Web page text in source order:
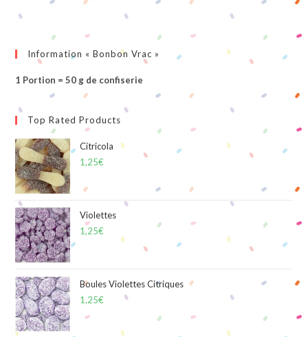
Information « Bonbon Vrac »
1 Portion = 50 g de confiserie
Top Rated Products
Citricola
1,25€
Violettes
1,25€
Boules Violettes Citriques
1,25€